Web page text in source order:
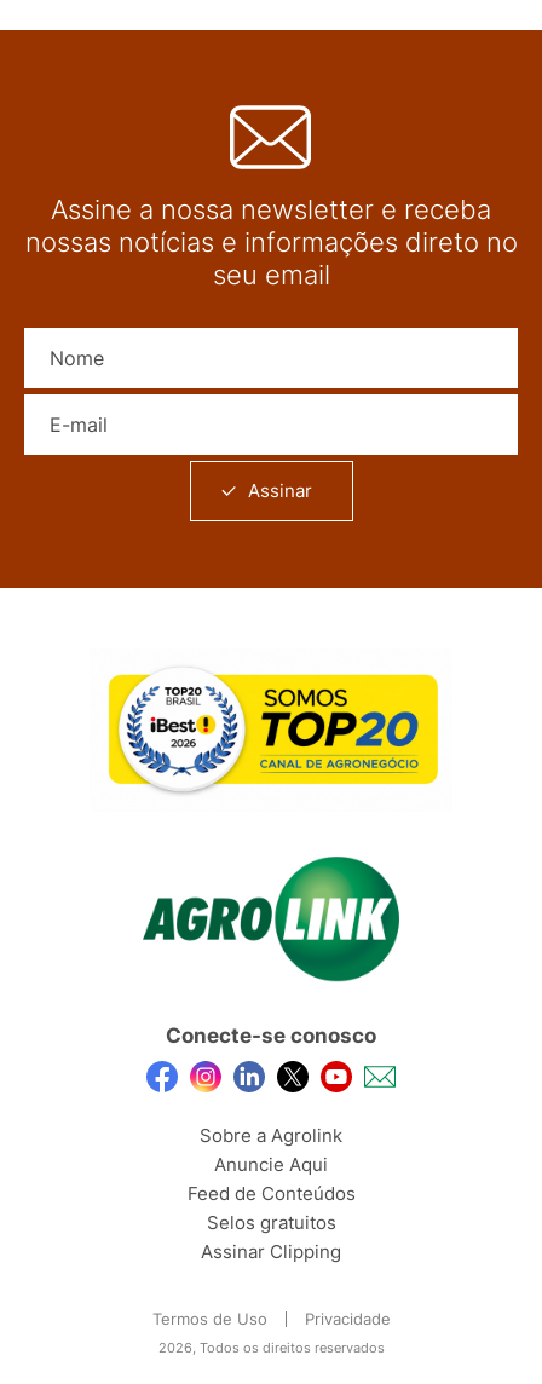
Assine a nossa newsletter e receba
nossas notícias e informações direto no
seu email
Assinar
Conecte-se conosco
Sobre a Agrolink
Anuncie Aqui
Feed de Conteúdos
Selos gratuitos
Assinar Clipping
Termos de Uso Privacidade
2026, Todos os direitos reservados